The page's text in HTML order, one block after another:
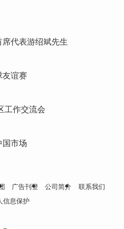
代表游绍斌先生
谊赛
工作交流会
市场
广告刊登 公司简介
联系我们
信息保护